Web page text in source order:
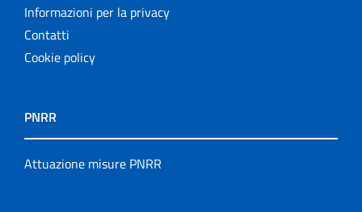
Informazioni per la privacy
Contatti
Cookie policy
PNRR
Attuazione misure PNRR